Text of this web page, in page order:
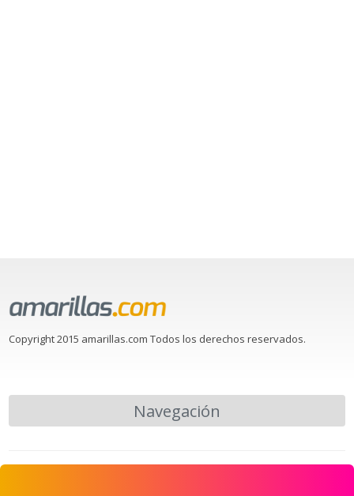
Copyright 2015 amarillas.com Todos los derechos reservados.
Navegación